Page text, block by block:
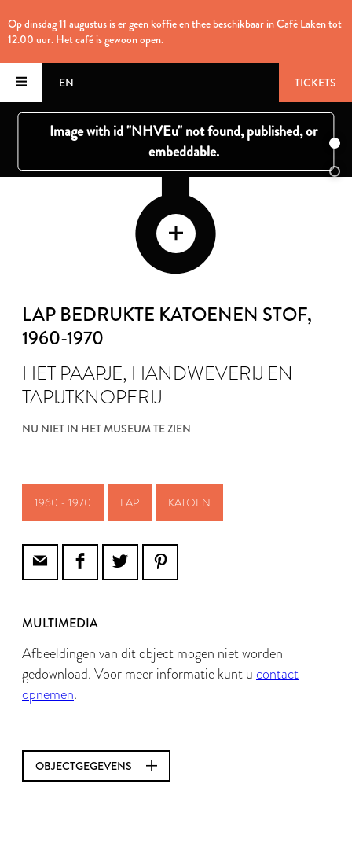
Op dinsdag 11 augustus is er geen koffie en thee beschikbaar in Café Laken tot
12.00 uur. Het café is gewoon open.
EN TICKETS
LAP BEDRUKTE KATOENEN STOF,
1960-1970
HET PAAPJE, HANDWEVERIJ EN
TAPIJTKNOPERIJ
NU NIET IN HET MUSEUM TE ZIEN
1960 - 1970 LAP KATOEN
MULTIMEDIA
Afbeeldingen van dit object mogen niet worden
gedownload. Voor meer informatie kunt u contact
opnemen.
OBJECTGEGEVENS